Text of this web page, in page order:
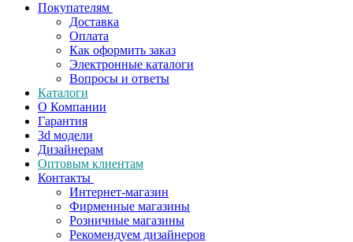
Покупателям
Доставка
Оплата
Как оформить заказ
Электронные каталоги
Вопросы и ответы
Каталоги
О Компании
Гарантия
3d модели
Дизайнерам
Оптовым клиентам
Контакты
Интернет-магазин
Фирменные магазины
Розничные магазины
Рекомендуем дизайнеров